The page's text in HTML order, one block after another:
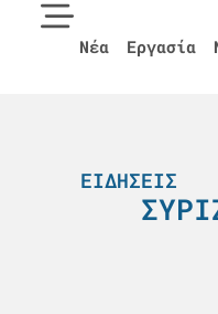
Νέα Εργασία
ΕΙΔΉΣΕΙΣ